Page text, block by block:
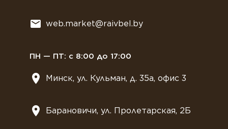
web.market@raivbel.by
ПН — ПТ: с 8:00 до 17:00
Минск, ул. Кульман, д. 35а, офис 3
Барановичи, ул. Пролетарская, 2Б